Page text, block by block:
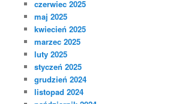
czerwiec 2025
maj 2025
kwiecień 2025
marzec 2025
luty 2025
styczeń 2025
grudzień 2024
listopad 2024